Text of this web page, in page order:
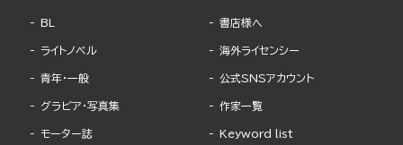
BL
ライトノベル
青年・一般
グラビア・写真集
モーター誌
書店様へ
海外ライセンシー
公式SNSアカウント
作家一覧
Keyword list